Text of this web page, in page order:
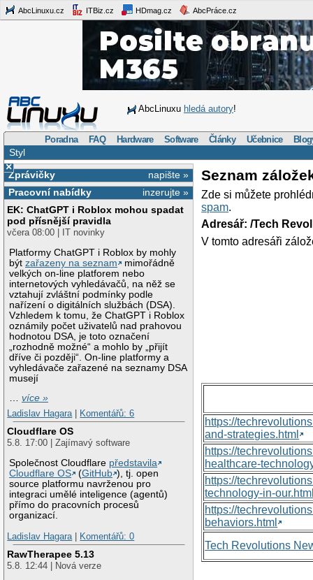
AbcLinuxu.cz ITBiz.cz HDmag.cz AbcPráce.cz
AbcLinuxu hledá autory!
Poradna FAQ Hardware Software Články Učebnice
Styl
×
napište »
Zprávičky
inzerujte »
Pracovní nabídky
EK: ChatGPT i Roblox mohou spadat
pod přísnější pravidla
včera 08:00 | IT novinky
Platformy ChatGPT i Roblox by mohly
býtzařazeny na seznam
mimořádně
velkých on-line platforem nebo
internetových vyhledávačů, na něž se
vztahují zvláštní podmínky podle
nařízení o digitálních službách (DSA).
Vzhledem k tomu, že ChatGPT i Roblox
oznámily počet uživatelů nad prahovou
hodnotou DSA, je toto označení
„rozhodně možné“ a mohlo by „přijít
dříve či později“. On-line platformy a
vyhledávače zařazené na seznamy DSA
musejí
…více »
Ladislav Hagara
Komentářů: 6
Cloudflare OS
5.8. 17:00 | Zajímavý software
Společnost Cloudflare představila
Cloudflare OS
(GitHub ), tj. open
source platformu navrženou pro
integraci umělé inteligence (agentů)
přímo do pracovních procesů
organizací.
Ladislav Hagara
Komentářů: 0
RawTherapee 5.13
5.8. 12:44 | Nová verze
Seznam
Zde si můžete
spam.
Adresář: /Tech
V tomto adresáři
https://
and-strategies.html
https://
healthcare-
https://
technology-in-
https://
behaviors.html
Tech Revolutions